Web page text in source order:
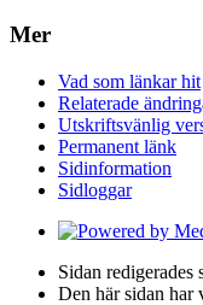
Mer
Vad som länkar hit
Relaterade
Utskriftsvänlig
Permanent länk
Sidinformation
Sidloggar
Sidan
Den här sidan har